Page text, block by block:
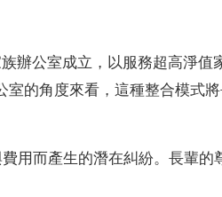
辦公室成立，以服務超高淨值
的角度來看，這種整合模式
用而產生的潛在糾紛。長輩的